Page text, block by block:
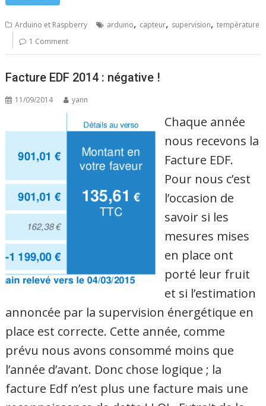
Arduino et Raspberry arduino, capteur, supervision,température
1 Comment
Facture EDF 2014 : négative !
11/09/2014 yann
Chaque année
nous recevons la
Facture EDF.
Pour nous c’est
l’occasion de
savoir si les
mesures mises
en place ont
porté leur fruit
et si l’estimation
annoncée par la supervision énergétique en
place est correcte. Cette année, comme
prévu nous avons consommé moins que
l’année d’avant. Donc chose logique ; la
facture Edf n’est plus une facture mais une